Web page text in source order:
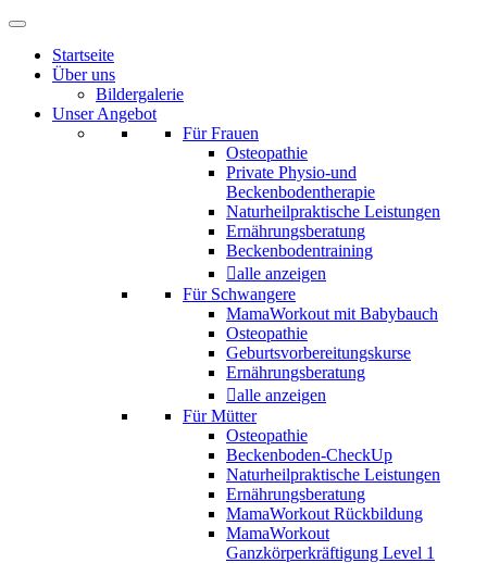
Startseite
Über uns
Bildergalerie
Unser Angebot
Für Frauen
Osteopathie
Private Physio-und
Beckenbodentherapie
Naturheilpraktische Leistungen
Ernährungsberatung
Beckenbodentraining
alle anzeigen
Für Schwangere
MamaWorkout mit Babybauch
Osteopathie
Geburtsvorbereitungskurse
Ernährungsberatung
alle anzeigen
Für Mütter
Osteopathie
Beckenboden-CheckUp
Naturheilpraktische Leistungen
Ernährungsberatung
MamaWorkout Rückbildung
MamaWorkout
Ganzkörperkräftigung Level 1